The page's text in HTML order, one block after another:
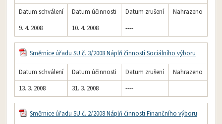
Datum schválení Datum účinnosti Datum zrušení
Nahrazeno
9. 4. 2008
10. 4. 2008 ----
Směrnice úřadu SU č. 3/2008 Náplň činnosti Sociálního výboru
Datum schválení Datum účinnosti Datum zrušení
Nahrazeno
13. 3. 2008
31. 3. 2008 ----
Směrnice úřadu SU č. 2/2008 Náplň činnosti Finančního výboru